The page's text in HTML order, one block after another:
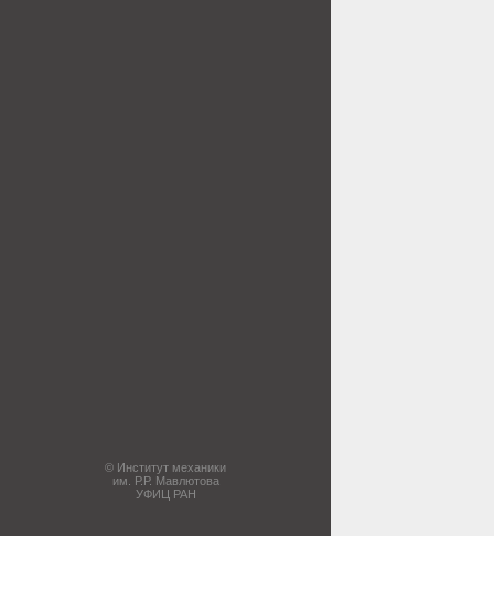
© Институт механики
им. Р.Р. Мавлютова
УФИЦ РАН